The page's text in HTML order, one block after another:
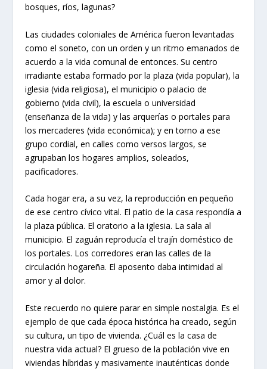
bosques, ríos, lagunas?
Las ciudades coloniales de América fueron levantadas
como el soneto, con un orden y un ritmo emanados de
acuerdo a la vida comunal de entonces. Su centro
irradiante estaba formado por la plaza (vida popular), la
iglesia (vida religiosa), el municipio o palacio de
gobierno (vida civil), la escuela o universidad
(enseñanza de la vida) y las arquerías o portales para
los mercaderes (vida económica); y en torno a ese
grupo cordial, en calles como versos largos, se
agrupaban los hogares amplios, soleados,
pacificadores.
Cada hogar era, a su vez, la reproducción en pequeño
de ese centro cívico vital. El patio de la casa respondía a
la plaza pública. El oratorio a la iglesia. La sala al
municipio. El zaguán reproducía el trajín doméstico de
los portales. Los corredores eran las calles de la
circulación hogareña. El aposento daba intimidad al
amor y al dolor.
Este recuerdo no quiere parar en simple nostalgia. Es el
ejemplo de que cada época histórica ha creado, según
su cultura, un tipo de vivienda. ¿Cuál es la casa de
nuestra vida actual? El grueso de la población vive en
viviendas híbridas y masivamente inauténticas donde